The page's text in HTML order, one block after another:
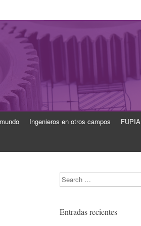
Ingenieros en otros campos FUPIA
Search
Entradas recientes